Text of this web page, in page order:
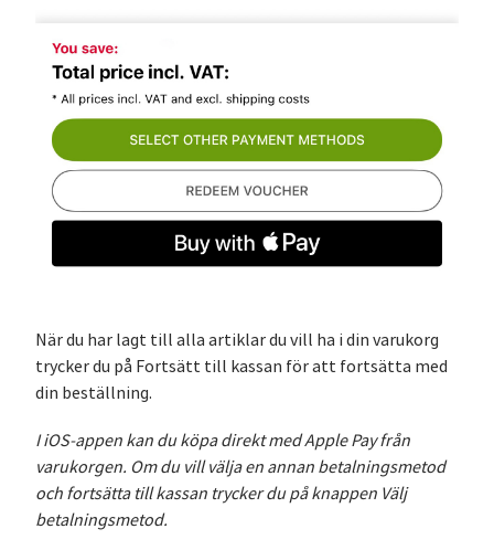
När du har lagt till alla artiklar du vill ha i din varukorg
trycker du på Fortsätt till kassan för att fortsätta med
din beställning.
I iOS-appen kan du köpa direkt med Apple Pay från
varukorgen. Om du vill välja en annan betalningsmetod
och fortsätta till kassan trycker du på knappen Välj
betalningsmetod.